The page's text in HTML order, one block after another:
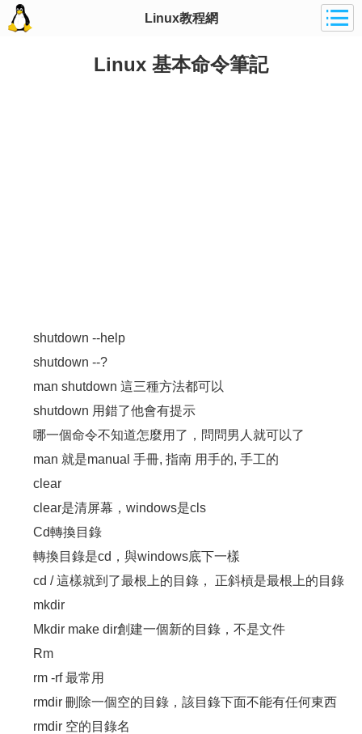
Linux教程網
Linux 基本命令筆記
shutdown --help
shutdown --?
man shutdown 這三種方法都可以
shutdown 用錯了他會有提示
哪一個命令不知道怎麼用了，問問男人就可以了
man 就是manual 手冊, 指南 用手的, 手工的
clear
clear是清屏幕，windows是cls
Cd轉換目錄
轉換目錄是cd，與windows底下一樣
cd / 這樣就到了最根上的目錄， 正斜槓是最根上的目錄
mkdir
Mkdir make dir創建一個新的目錄，不是文件
Rm
rm -rf 最常用
rmdir 刪除一個空的目錄，該目錄下面不能有任何東西
rmdir 空的目錄名